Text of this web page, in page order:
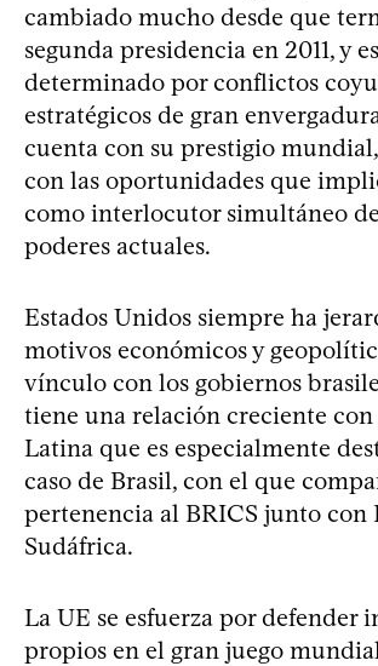
cambiado mucho desde que
segunda presidencia en 2011, y
determinado por conflictos
estratégicos de gran
cuenta con su prestigio
con las oportunidades que
como interlocutor simultáneo
poderes actuales.
Estados Unidos siempre ha
motivos económicos y
vínculo con los gobiernos
tiene una relación creciente
Latina que es especialmente
caso de Brasil, con el que
pertenencia al BRICS junto con
Sudáfrica.
La UE se esfuerza por defender
propios en el gran juego